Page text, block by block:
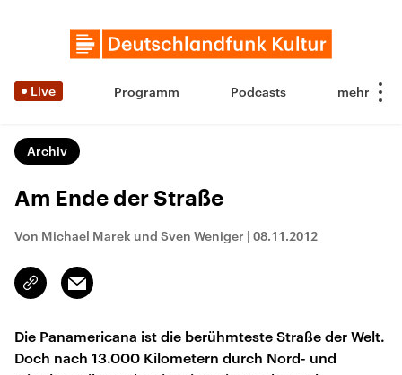
Live Programm Podcasts
Archiv
Am Ende der Straße
Von Michael Marek und Sven Weniger | 08.11.2012
Link
kopieren/teilen
Email
Die Panamericana ist die berühmteste Straße der Welt.
Doch nach 13.000 Kilometern durch Nord- und